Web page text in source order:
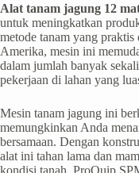
Alat tanam jagung 12
untuk meningkatkan
metode tanam yang
Amerika, mesin ini
dalam jumlah banyak
pekerjaan di lahan yang
Mesin tanam jagung ini
memungkinkan Anda
bersamaan. Dengan
alat ini tahan lama dan
kondisi tanah. ProQuip